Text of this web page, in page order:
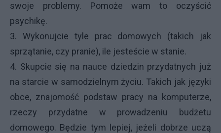
swoje problemy. Pomoże wam to oczyścić
psychikę.
3. Wykonujcie tyle prac domowych (takich jak
sprzątanie, czy pranie), ile jesteście w stanie.
4. Skupcie się na nauce dziedzin przydatnych już
na starcie w samodzielnym życiu. Takich jak języki
obce, znajomość podstaw pracy na komputerze,
rzeczy przydatne w prowadzeniu budżetu
domowego. Będzie tym lepiej, jeżeli dobrze uczą